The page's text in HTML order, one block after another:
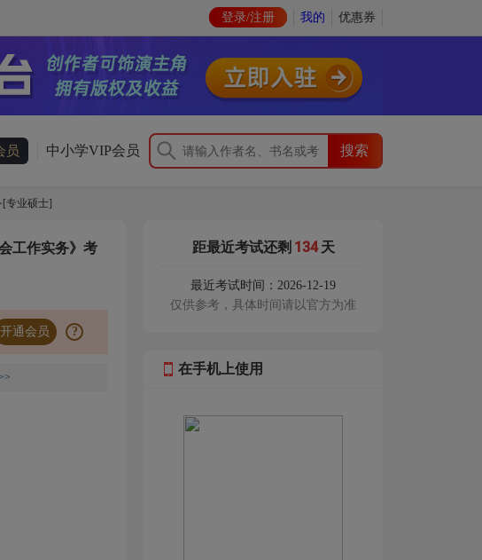
登录/注册 我的 优惠券
员 中小学VIP会员
[专业硕士]
工作实务》考
开通会员 ?
距最近考试还剩 134 天
最近考试时间：2026-12-19
仅供参考，具体时间请以官方为准
在手机上使用